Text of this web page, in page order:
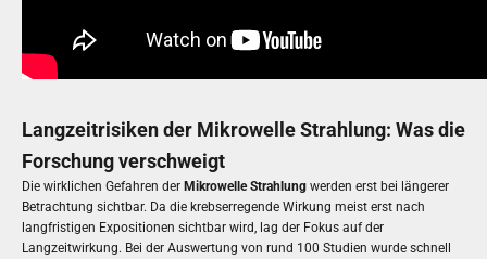
Langzeitrisiken der Mikrowelle Strahlung: Was die
Forschung verschweigt
Die wirklichen Gefahren der Mikrowelle Strahlung werden erst bei längerer
Betrachtung sichtbar. Da die krebserregende Wirkung meist erst nach
langfristigen Expositionen sichtbar wird, lag der Fokus auf der
Langzeitwirkung. Bei der Auswertung von rund 100 Studien wurde schnell